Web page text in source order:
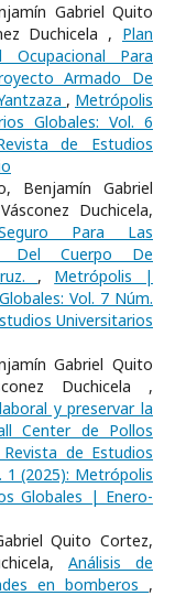
Gabriel Quito
Duchicela , Plan
Para
Armado De
, Metrópolis
Globales: Vol. 6
de Estudios
Benjamín Gabriel
Duchicela,
Para Las
Del Cuerpo De
, Metrópolis |
Vol. 7 Núm.
Universitarios
Gabriel Quito
Duchicela ,
y preservar la
Center de Pollos
de Estudios
1 (2025): Metrópolis
Globales | Enero-
Quito Cortez,
Análisis de
en bomberos ,